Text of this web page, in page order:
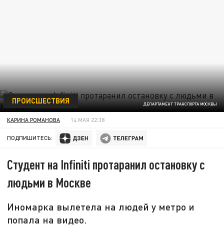
ДЕПАРТАМЕНТ ТРАНСПОРТА МОСКВЫ
ПРОИСШЕСТВИЯ
КАРИНА РОМАНОВА 14 МАЯ 22:38
ПОДПИШИТЕСЬ:
Студент на Infiniti протаранил остановку с
людьми в Москве
Иномарка вылетела на людей у метро и
попала на видео.